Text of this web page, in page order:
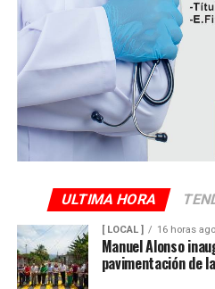
La administración municipal
proyectos forma parte del
de infraestructura básica que
presente ejercicio, con el
servicios que han rebasado
las principales demandas de la
ULTIMA HORA
[ LOCAL ] 16 horas ago
Manuel Alonso
pavimentación de